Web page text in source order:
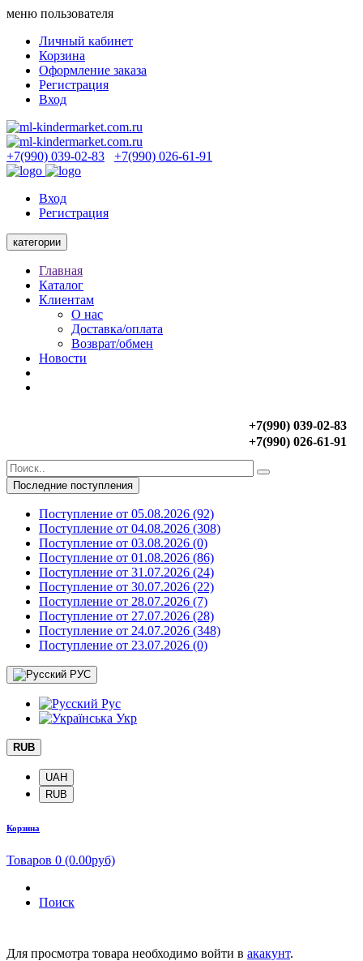
меню пользователя
Личный кабинет
Корзина
Оформление заказа
Регистрация
Вход
+7(990) 039-02-83 +7(990) 026-61-91
Вход
Регистрация
категории
Главная
Каталог
Клиентам
О нас
Доставка/оплата
Возврат/обмен
Новости
‎+7(990) 039-02-83
‎+7(990) 026-61-91
Последние поступления
Поступление от 05.08.2026 (92)
Поступление от 04.08.2026 (308)
Поступление от 03.08.2026 (0)
Поступление от 01.08.2026 (86)
Поступление от 31.07.2026 (24)
Поступление от 30.07.2026 (22)
Поступление от 28.07.2026 (7)
Поступление от 27.07.2026 (28)
Поступление от 24.07.2026 (348)
Поступление от 23.07.2026 (0)
РУС
Рус
Укр
RUB
UAH
RUB
Корзина
Товаров 0 (0.00руб)
Поиск
Для просмотра товара необходимо войти в акакунт.